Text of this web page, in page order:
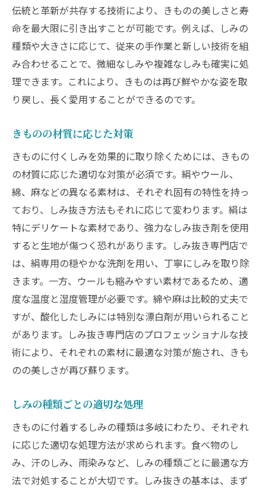
伝統と革新が共存する技術により、きものの美しさと寿
命を最大限に引き出すことが可能です。例えば、しみの
種類や大きさに応じて、従来の手作業と新しい技術を組
み合わせることで、微細なしみや複雑なしみも確実に処
理できます。これにより、きものは再び鮮やかな姿を取
り戻し、長く愛用することができるのです。
きものの材質に応じた対策
きものに付くしみを効果的に取り除くためには、きもの
の材質に応じた適切な対策が必須です。絹やウール、
綿、麻などの異なる素材は、それぞれ固有の特性を持っ
ており、しみ抜き方法もそれに応じて変わります。絹は
特にデリケートな素材であり、強力なしみ抜き剤を使用
すると生地が傷つく恐れがあります。しみ抜き専門店で
は、絹専用の穏やかな洗剤を用い、丁寧にしみを取り除
きます。一方、ウールも縮みやすい素材であるため、適
度な温度と湿度管理が必要です。綿や麻は比較的丈夫で
すが、酸化したしみには特別な漂白剤が用いられること
があります。しみ抜き専門店のプロフェッショナルな技
術により、それぞれの素材に最適な対策が施され、きも
のの美しさが再び蘇ります。
しみの種類ごとの適切な処理
きものに付着するしみの種類は多岐にわたり、それぞれ
に応じた適切な処理方法が求められます。食べ物のし
み、汗のしみ、雨染みなど、しみの種類ごとに最適な方
法で対処することが大切です。しみ抜きの基本は、まず